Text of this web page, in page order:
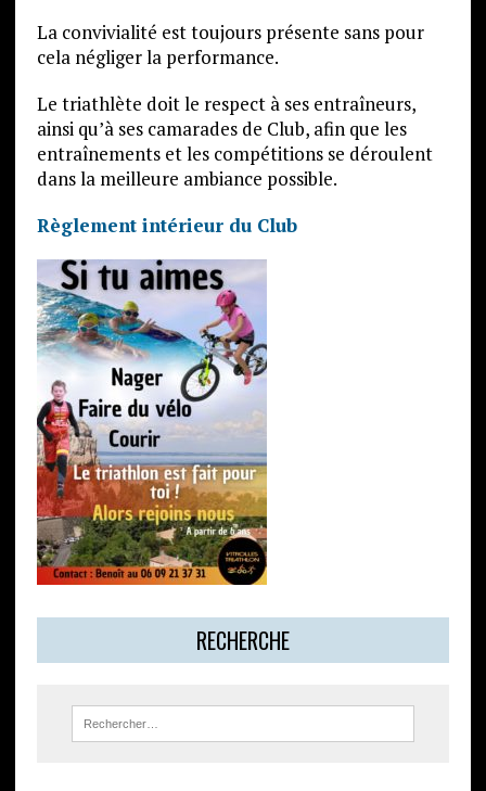
La convivialité est toujours présente sans pour
cela négliger la performance.
Le triathlète doit le respect à ses entraîneurs,
ainsi qu’à ses camarades de Club, afin que les
entraînements et les compétitions se déroulent
dans la meilleure ambiance possible.
Règlement intérieur du Club
RECHERCHE